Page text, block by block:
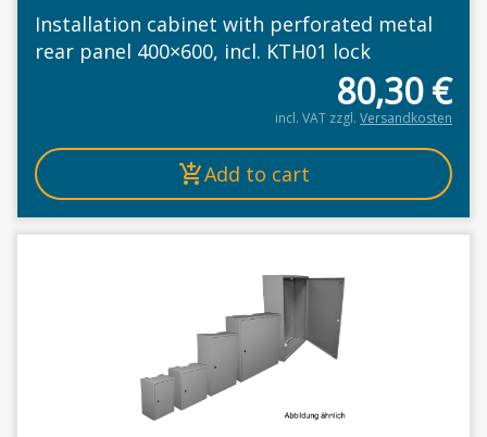
Installation cabinet with perforated metal
rear panel 400×600, incl. KTH01 lock
80,30€
incl. VAT zzgl. Versandkosten
Add to cart